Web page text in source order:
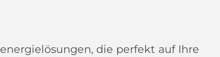
die perfekt auf Ihre